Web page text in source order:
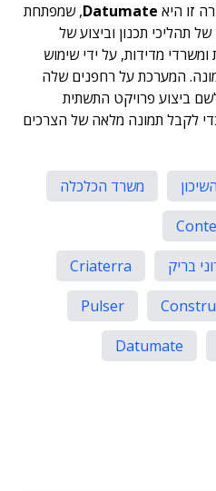
זו היא Datumate, שמפתחת
תהליכי תכנון וביצוע של
מדידות, על ידי שימוש
המערכת על רחפנים שלה
ביצוע פרויקט התשתית
לקבל תמונה מלאה של הצרכים
משרד הכלכלה
בריק
Criaterra
Pulser
Datumate